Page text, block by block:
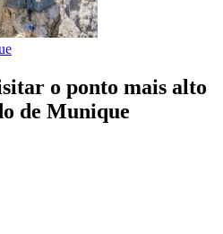
o ponto mais alto
de Munique